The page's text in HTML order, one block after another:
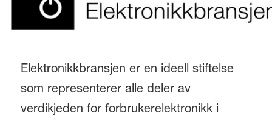
Elektronikkbransjen er en ideell stiftelse
som representerer alle deler av
verdikjeden for forbrukerelektronikk i